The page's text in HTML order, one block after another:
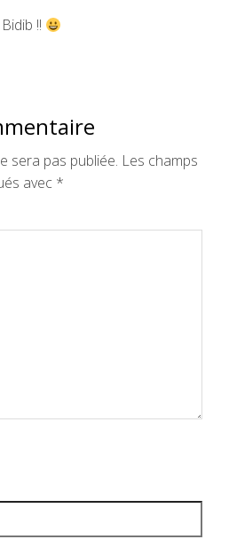
!!
sera pas publiée. Les champs
avec *